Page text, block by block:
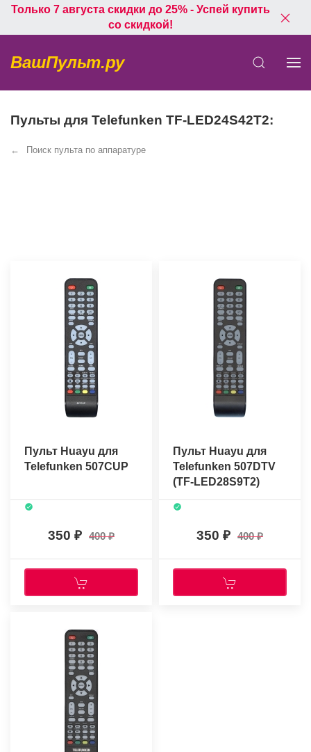
Только 7 августа скидки до 25% - Успей купить
со скидкой!
ВашПульт.ру
Пульты для Telefunken TF-LED24S42T2:
Поиск пульта по аппаратуре
Пульт Huayu для
Telefunken 507CUP
350 400
Пульт Huayu для
Telefunken 507DTV
(TF-LED28S9T2)
350 400